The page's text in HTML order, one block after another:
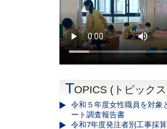
TOPICS (トピック
令和５年度女性職員を対象
ート調査報告書
令和7年度発注者別工事採